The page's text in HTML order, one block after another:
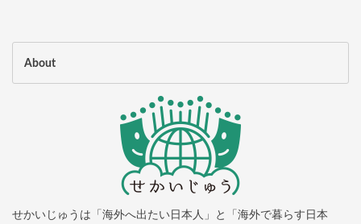
About
せかいじゅうは「海外へ出たい日本人」と「海外で暮らす日本